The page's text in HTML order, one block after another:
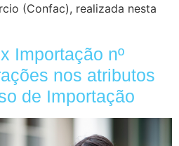
(Confac), realizada nesta
Importação nº
nos atributos
de Importação